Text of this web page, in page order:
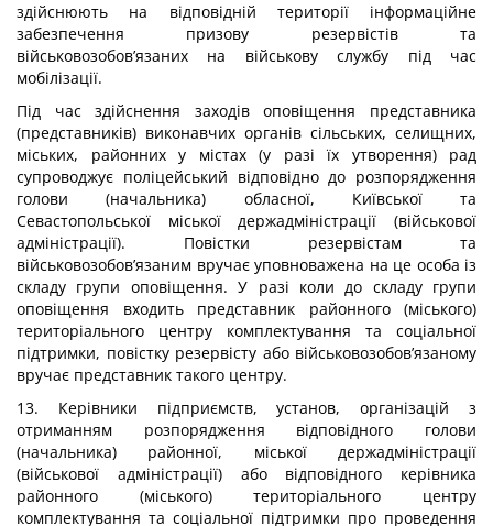
здійснюють на відповідній території інформаційне
забезпечення призову резервістів та
військовозобов’язаних на військову службу під час
мобілізації.
Під час здійснення заходів оповіщення представника
(представників) виконавчих органів сільських, селищних,
міських, районних у містах (у разі їх утворення) рад
супроводжує поліцейський відповідно до розпорядження
голови (начальника) обласної, Київської та
Севастопольської міської держадміністрації (військової
адміністрації). Повістки резервістам та
військовозобов’язаним вручає уповноважена на це особа із
складу групи оповіщення. У разі коли до складу групи
оповіщення входить представник районного (міського)
територіального центру комплектування та соціальної
підтримки, повістку резервісту або військовозобов’язаному
вручає представник такого центру.
13. Керівники підприємств, установ, організацій з
отриманням розпорядження відповідного голови
(начальника) районної, міської держадміністрації
(військової адміністрації) або відповідного керівника
районного (міського) територіального центру
комплектування та соціальної підтримки про проведення